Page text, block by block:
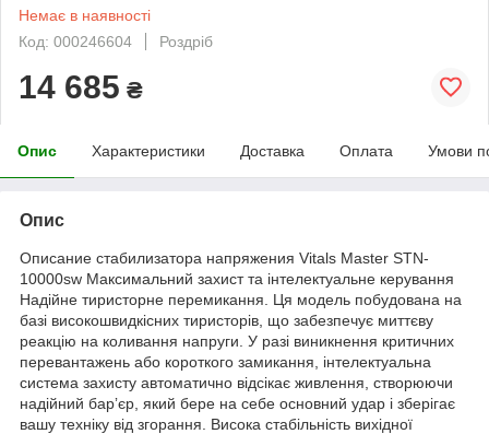
Немає в наявності
Код: 000246604
Роздріб
14 685 ₴
Опис Характеристики Доставка Оплата Умови
Опис
Описание стабилизатора напряжения Vitals Master STN-
10000sw Максимальний захист та інтелектуальне керування
Надійне тиристорне перемикання. Ця модель побудована на
базі високошвидкісних тиристорів, що забезпечує миттєву
реакцію на коливання напруги. У разі виникнення критичних
перевантажень або короткого замикання, інтелектуальна
система захисту автоматично відсікає живлення, створюючи
надійний барʼєр, який бере на себе основний удар і зберігає
вашу техніку від згорання. Висока стабільність вихідної